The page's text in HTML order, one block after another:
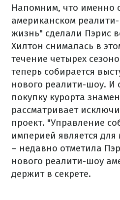
Напомним, что именно
американском
жизнь" сделали Пэрис
Хилтон снималась в
течение четырех
теперь собирается
нового реалити-шоу. И
покупку курорта
рассматривает
проект. "Управление
империей является
– недавно отметила
нового реалити-шоу
держит в секрете.